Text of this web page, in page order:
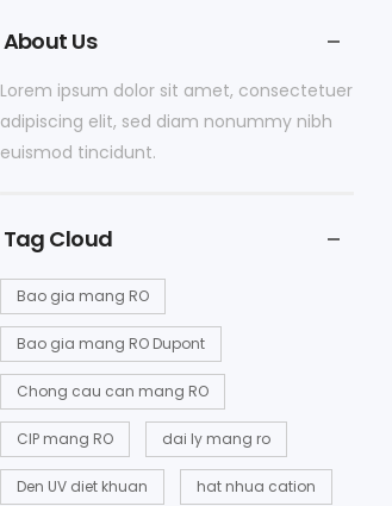
About Us
Lorem ipsum dolor sit amet, consectetuer
adipiscing elit, sed diam nonummy nibh
euismod tincidunt.
Tag Cloud
Bao gia mang RO
Bao gia mang RO Dupont
Chong cau can mang RO
CIP mang RO dai ly mang ro
Den UV diet khuan hat nhua cation